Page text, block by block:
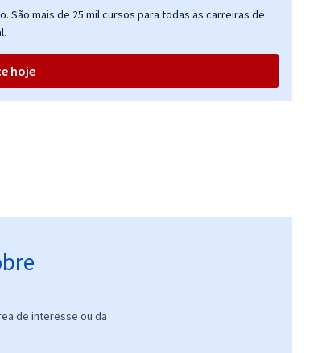
mais de 25 mil cursos para todas as carreiras de
hoje
de interesse ou da